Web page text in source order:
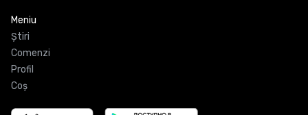
Meniu
Știri
Comenzi
Profil
Coş